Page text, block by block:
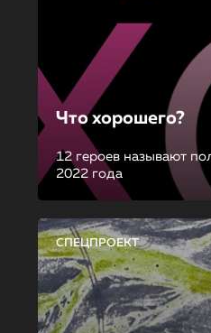
Что хорошего?
12 героев называют
2022 года
СПЕЦПРОЕКТ